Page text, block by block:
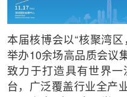
本届核博会以“核聚湾
举办10余场高品质会议
致力于打造具有世界
台，广泛覆盖行业全产